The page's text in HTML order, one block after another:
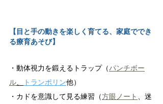
【目と手の動きを楽しく育てる、家庭ででき
る療育あそび】
・動体視力を鍛えるトラップ（パンチボー
ル
トランポリン他）
・カドを意識して見る練習（方眼ノート
、迷